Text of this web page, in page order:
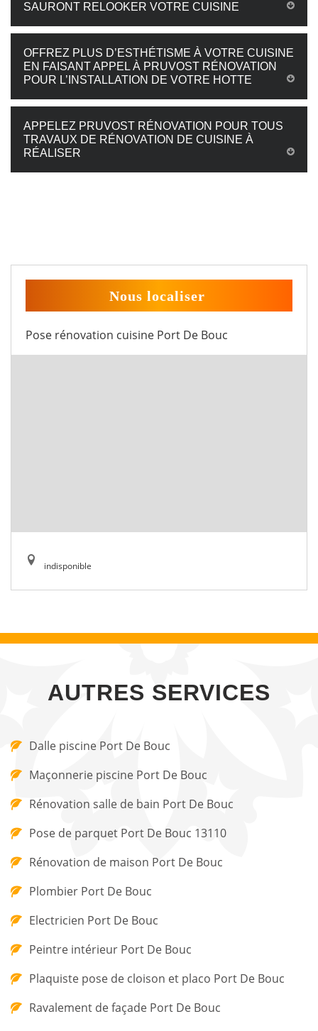
SAURONT RELOOKER VOTRE CUISINE
OFFREZ PLUS D’ESTHÉTISME À VOTRE CUISINE
EN FAISANT APPEL À PRUVOST RÉNOVATION
POUR L’INSTALLATION DE VOTRE HOTTE
APPELEZ PRUVOST RÉNOVATION POUR TOUS
TRAVAUX DE RÉNOVATION DE CUISINE À
RÉALISER
Nous localiser
Pose rénovation cuisine Port De Bouc
indisponible
AUTRES SERVICES
Dalle piscine Port De Bouc
Maçonnerie piscine Port De Bouc
Rénovation salle de bain Port De Bouc
Pose de parquet Port De Bouc 13110
Rénovation de maison Port De Bouc
Plombier Port De Bouc
Electricien Port De Bouc
Peintre intérieur Port De Bouc
Plaquiste pose de cloison et placo Port De Bouc
Ravalement de façade Port De Bouc